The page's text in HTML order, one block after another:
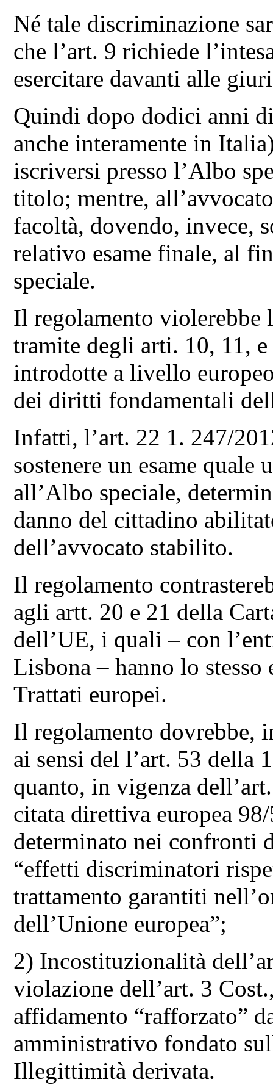
Né tale discriminazione
che l’art. 9 richiede
esercitare davanti alle
Quindi dopo dodici anni
anche interamente in
iscriversi presso l’Albo
titolo; mentre,
facoltà, dovendo, invece,
relativo esame finale, al
speciale.
Il regolamento violerebbe
tramite degli arti. 10, 11,
introdotte a livello
dei diritti fondamentali
Infatti, l’art. 22 1. 247/
sostenere un esame quale
all’Albo speciale,
danno del cittadino
dell’avvocato stabilito.
Il regolamento
agli artt. 20 e 21 della
dell’UE, i quali – con
Lisbona – hanno lo
Trattati europei.
Il regolamento dovrebbe,
ai sensi del l’art. 53 della
quanto, in vigenza
citata direttiva europea
determinato nei confronti
“effetti discriminatori
trattamento garantiti
dell’Unione europea”;
2) Incostituzionalità
violazione dell’art. 3
affidamento “rafforzato”
amministrativo fondato
Illegittimità derivata.